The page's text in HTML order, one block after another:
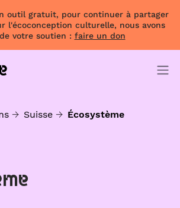
outil gratuit, pour continuer à partager
l'écoconception culturelle, nous avons
votre soutien : faire un don
Suisse Écosystème